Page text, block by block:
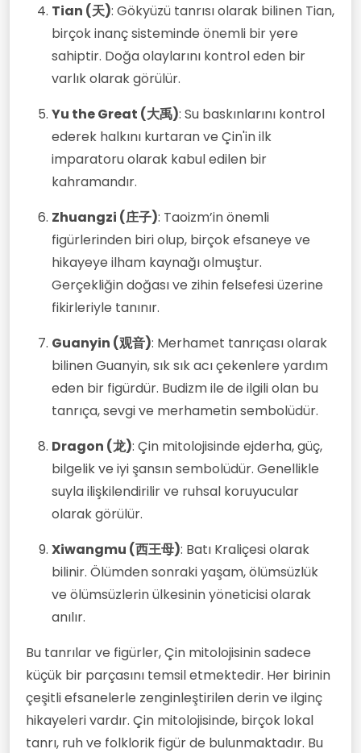
Tian (天): Gökyüzü tanrısı olarak bilinen Tian,
birçok inanç sisteminde önemli bir yere
sahiptir. Doğa olaylarını kontrol eden bir
varlık olarak görülür.
Yu the Great (大禹): Su baskınlarını kontrol
ederek halkını kurtaran ve Çin'in ilk
imparatoru olarak kabul edilen bir
kahramandır.
Zhuangzi (庄子): Taoizm’in önemli
figürlerinden biri olup, birçok efsaneye ve
hikayeye ilham kaynağı olmuştur.
Gerçekliğin doğası ve zihin felsefesi üzerine
fikirleriyle tanınır.
Guanyin (观音): Merhamet tanrıçası olarak
bilinen Guanyin, sık sık acı çekenlere yardım
eden bir figürdür. Budizm ile de ilgili olan bu
tanrıça, sevgi ve merhametin sembolüdür.
Dragon (龙): Çin mitolojisinde ejderha, güç,
bilgelik ve iyi şansın sembolüdür. Genellikle
suyla ilişkilendirilir ve ruhsal koruyucular
olarak görülür.
Xiwangmu (西王母): Batı Kraliçesi olarak
bilinir. Ölümden sonraki yaşam, ölümsüzlük
ve ölümsüzlerin ülkesinin yöneticisi olarak
anılır.
Bu tanrılar ve figürler, Çin mitolojisinin sadece
küçük bir parçasını temsil etmektedir. Her birinin
çeşitli efsanelerle zenginleştirilen derin ve ilginç
hikayeleri vardır. Çin mitolojisinde, birçok lokal
tanrı, ruh ve folklorik figür de bulunmaktadır. Bu